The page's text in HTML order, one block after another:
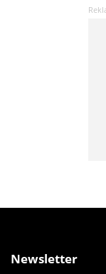
Newsletter